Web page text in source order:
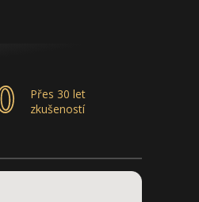
Přes 30 let
zkušeností